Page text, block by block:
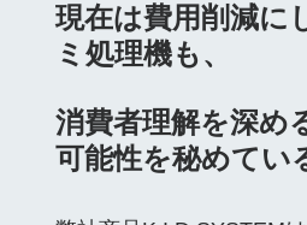
現在は費用削減に
ミ処理機も、
消費者理解を深め
可能性を秘めてい